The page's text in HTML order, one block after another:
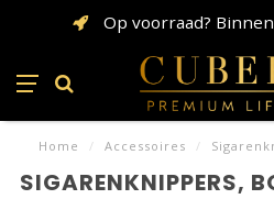
Op voorraad?
Home / Accessoires /
SIGARENKNIPPERS,